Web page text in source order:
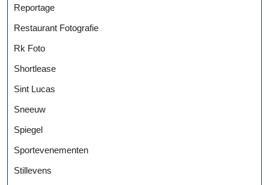
Reportage
Restaurant Fotografie
Rk Foto
Shortlease
Sint Lucas
Sneeuw
Spiegel
Sportevenementen
Stillevens